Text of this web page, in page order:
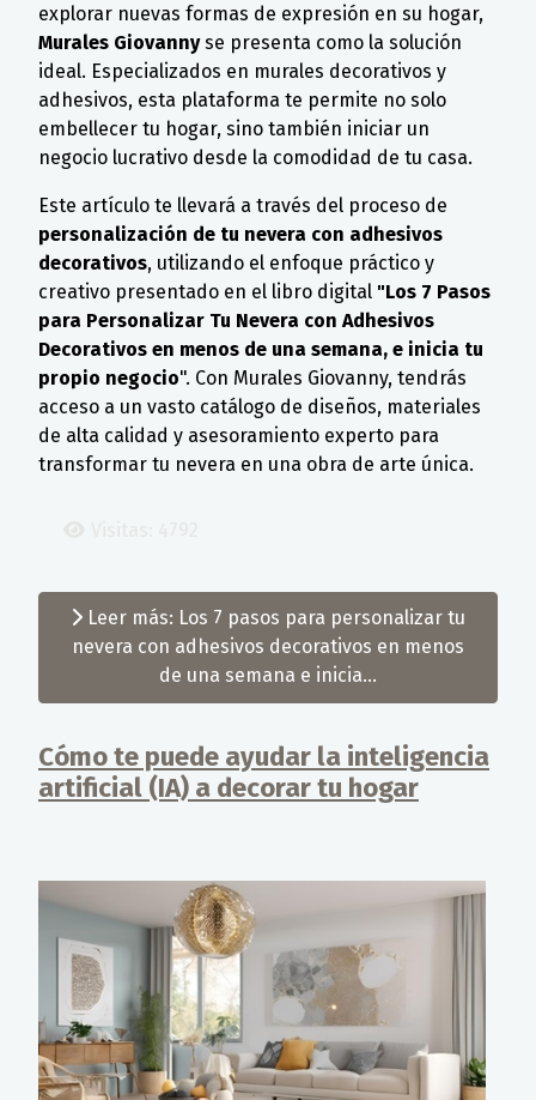
explorar nuevas formas de expresión en su hogar,
Murales Giovannyse presenta como la solución
ideal. Especializados en murales decorativos y
adhesivos, esta plataforma te permite no solo
embellecer tu hogar, sino también iniciar un
negocio lucrativo desde la comodidad de tu casa.
Este artículo te llevará a través del proceso de
personalización de tu nevera con adhesivos
decorativos, utilizando el enfoque práctico y
creativo presentado en el libro digital "Los 7 Pasos
para Personalizar Tu Nevera con Adhesivos
Decorativos en menos de una semana, e inicia tu
propio negocio". Con Murales Giovanny, tendrás
acceso a un vasto catálogo de diseños, materiales
de alta calidad y asesoramiento experto para
transformar tu nevera en una obra de arte única.
Leer más: Los 7 pasos para personalizar tu
nevera con adhesivos decorativos en menos
de una semana e inicia...
Cómo te puede ayudar la inteligencia
artificial (IA) a decorar tu hogar